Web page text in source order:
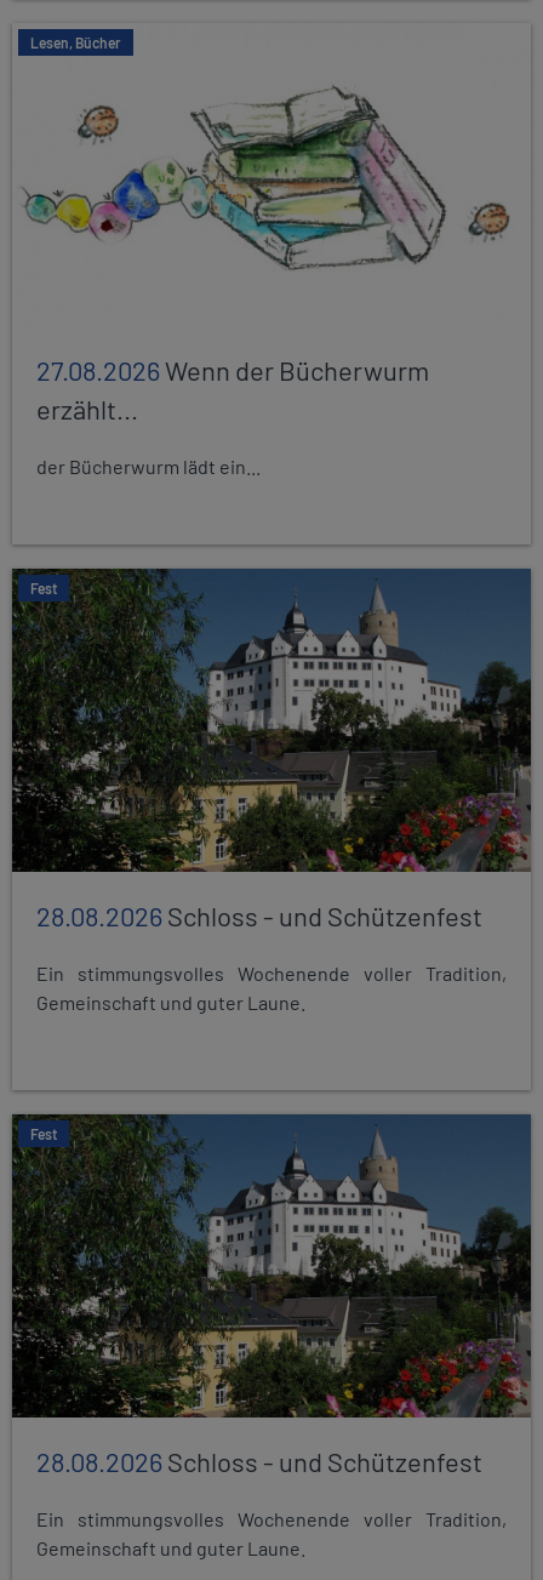
Lesen, Bücher
27.08.2026Wenn der Bücherwurm
erzählt...
der Bücherwurm lädt ein...
Fest
28.08.2026Schloss - und Schützenfest
Ein stimmungsvolles Wochenende voller Tradition,
Gemeinschaft und guter Laune.
Fest
28.08.2026Schloss - und Schützenfest
Ein stimmungsvolles Wochenende voller Tradition,
Gemeinschaft und guter Laune.